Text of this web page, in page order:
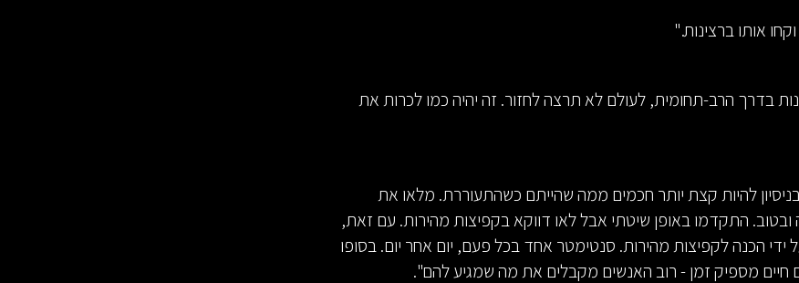
אותו ברצינות."
בדרך הרב-תחומית, לעולם לא תרצה לחזור. זה יהיה כמו לכרות את
להיות קצת יותר חכמים ממה שהייתם כשהתעוררת. מלאו את
ובטוב. התקדמו באופן שיטתי אבל לאו דווקא בקפיצות מהירות. עם זאת,
הכנה לקפיצות מהירות. סנטימטר אחד בכל פעם, יום אחר יום. בסופו
חיים מספיק זמן - רוב האנשים מקבלים את מה שמגיע להם".